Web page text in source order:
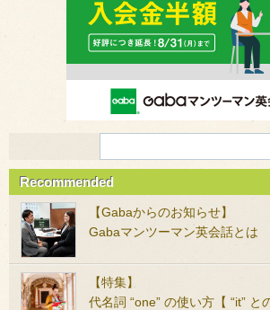
Recommended
【Gabaからのお知らせ】
Gabaマンツーマン英会話とは
【特集】
代名詞 “one” の使い方【 “it” と